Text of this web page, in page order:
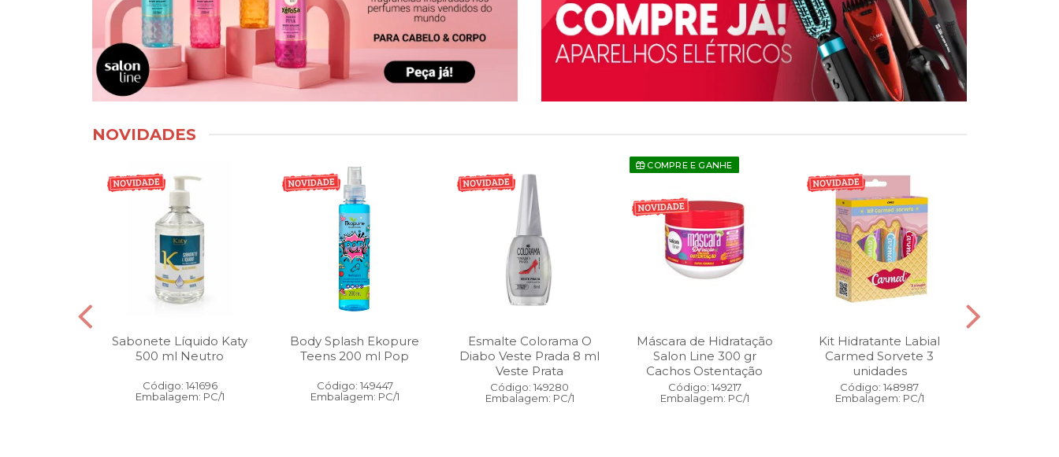
NOVIDADES
Sabonete Líquido Katy
500 ml Neutro
Código: 141696
Embalagem: PC/1
Body Splash Ekopure
Teens 200 ml Pop
Código: 149447
Embalagem: PC/1
Esmalte Colorama O
Diabo Veste Prada 8 ml
Veste Prata
Código: 149280
Embalagem: PC/1
COMPRE E GANHE
Máscara de Hidratação
Salon Line 300 gr
Cachos Ostentação
Código: 149217
Embalagem: PC/1
Kit Hidratante Labial
Carmed Sorvete 3
unidades
Código: 148987
Embalagem: PC/1